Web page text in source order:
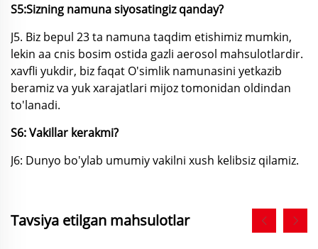
S5:Sizning namuna siyosatingiz qanday?
J5. Biz bepul 23 ta namuna taqdim etishimiz mumkin,
lekin aa cnis bosim ostida gazli aerosol mahsulotlardir.
xavfli yukdir, biz faqat O'simlik namunasini yetkazib
beramiz va yuk xarajatlari mijoz tomonidan oldindan
to'lanadi.
S6: Vakillar kerakmi?
J6: Dunyo bo'ylab umumiy vakilni xush kelibsiz qilamiz.
Tavsiya etilgan mahsulotlar